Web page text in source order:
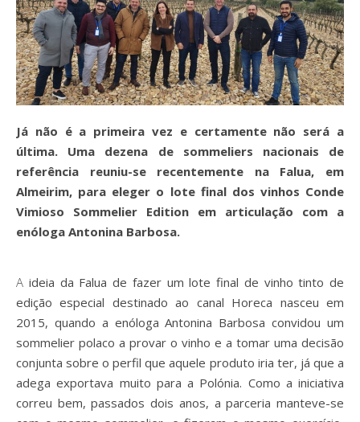
Já não é a primeira vez e certamente não será a
última. Uma dezena de sommeliers nacionais de
referência reuniu-se recentemente na Falua, em
Almeirim, para eleger o lote final dos vinhos Conde
Vimioso Sommelier Edition em articulação com a
enóloga Antonina Barbosa.
A ideia da Falua de fazer um lote final de vinho tinto de
edição especial destinado ao canal Horeca nasceu em
2015, quando a enóloga Antonina Barbosa convidou um
sommelier polaco a provar o vinho e a tomar uma decisão
conjunta sobre o perfil que aquele produto iria ter, já que a
adega exportava muito para a Polónia. Como a iniciativa
correu bem, passados dois anos, a parceria manteve-se